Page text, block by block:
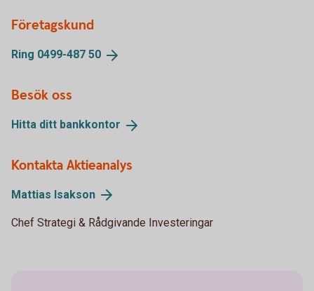
Företagskund
Ring 0499-487 50
Besök oss
Hitta ditt bankkontor
Kontakta Aktieanalys
Mattias Isakson
Chef Strategi & Rådgivande Investeringar